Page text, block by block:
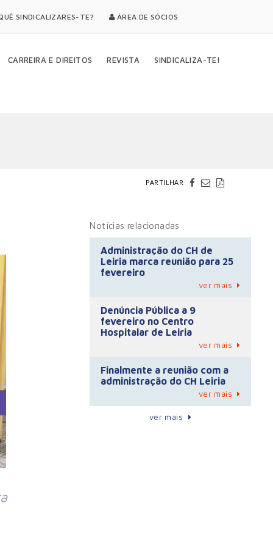
SINDICALIZARES-TE? ÁREA DE SÓCIOS
CARREIRA E DIREITOS REVISTA SINDICALIZA-TE!
PARTILHAR
Notícias relacionadas
Administração do CH de
Leiria marca reunião para 25
fevereiro
ver mais
Denúncia Pública a 9
fevereiro no Centro
Hospitalar de Leiria
ver mais
Finalmente a reunião com a
administração do CH Leiria
ver mais
ver mais